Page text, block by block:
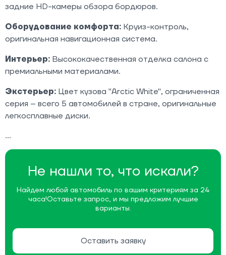
Не нашли то, что искали?
Найдем любой автомобиль по вашим критериям за 24
часа!Оставьте запрос, и мы предложим лучшие
варианты.
Оставить заявку
задние HD-камеры обзора бордюров.
Оборудование комфорта: Круиз-контроль,
оригинальная навигационная система.
Интерьер: Высококачественная отделка салона с
премиальными материалами.
Экстерьер: Цвет кузова "Arctic White", ограниченная
серия – всего 5 автомобилей в стране, оригинальные
легкосплавные диски.